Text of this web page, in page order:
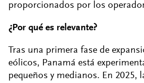
proporcionados por los
¿Por qué es relevante?
Tras una primera fase de
eólicos, Panamá está
pequeños y medianos. En 2025,